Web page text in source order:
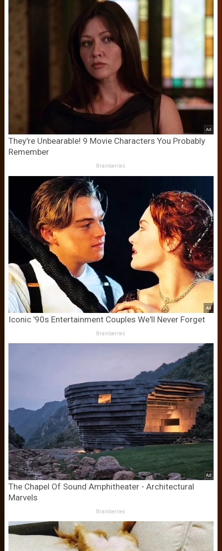
They're Unbearable! 9 Movie Characters You Probably
Remember
Brainberries
Iconic '90s Entertainment Couples We'll Never Forget
Brainberries
The Chapel Of Sound Amphitheater - Architectural
Marvels
Brainberries